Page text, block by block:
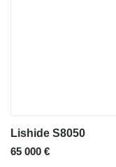
Lishide S8050
65 000 €